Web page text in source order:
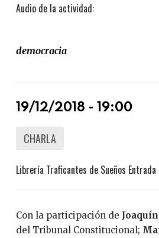
Audio de la actividad:
democracia
19/12/2018 - 19:00
CHARLA
Librería Traficantes de Sueños
Con la participación de
del Tribunal Constitucional;